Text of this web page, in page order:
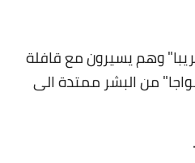
وهم يسيرون مع قافلة
من البشر ممتدة الى